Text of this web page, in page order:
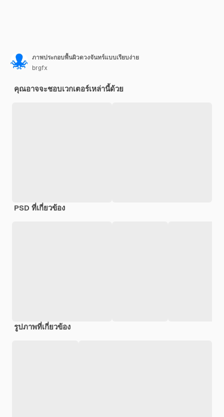
ภาพประกอบพื้นผิวดวงจันทร์แบบเรียบง่าย
brgfx
คุณอาจจะชอบเวกเตอร์เหล่านี้ด้วย
PSD ที่เกี่ยวข้อง
รูปภาพที่เกี่ยวข้อง